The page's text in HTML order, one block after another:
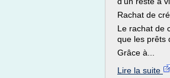
Rachat de
Le rachat de
que les prêts
Grâce à...
Lire la suite